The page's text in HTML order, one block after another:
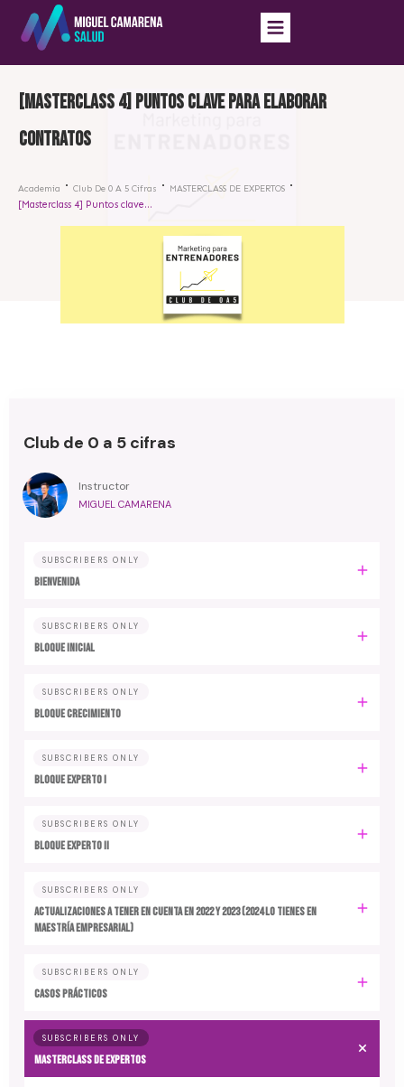
[Masterclass 4] Puntos clave para elaborar
contratos
Academia Club De 0 A 5 Cifras MASTERCLASS DE EXPERTOS
[Masterclass 4] Puntos clave para elaborar contratos
Club de 0 a 5 cifras
Instructor
MIGUEL CAMARENA
SUBSCRIBERS ONLY
BIENVENIDA
SUBSCRIBERS ONLY
BLOQUE INICIAL
SUBSCRIBERS ONLY
BLOQUE CRECIMIENTO
SUBSCRIBERS ONLY
BLOQUE EXPERTO I
SUBSCRIBERS ONLY
BLOQUE EXPERTO II
SUBSCRIBERS ONLY
ACTUALIZACIONES A TENER EN CUENTA EN 2022 y 2023 (2024 LO TIENES EN
MAESTRÍA EMPRESARIAL)
SUBSCRIBERS ONLY
CASOS PRÁCTICOS
SUBSCRIBERS ONLY
MASTERCLASS DE EXPERTOS